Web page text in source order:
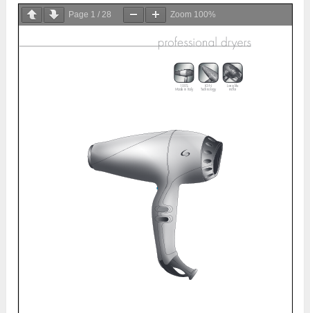
Page 1 /28 Zoom 100%